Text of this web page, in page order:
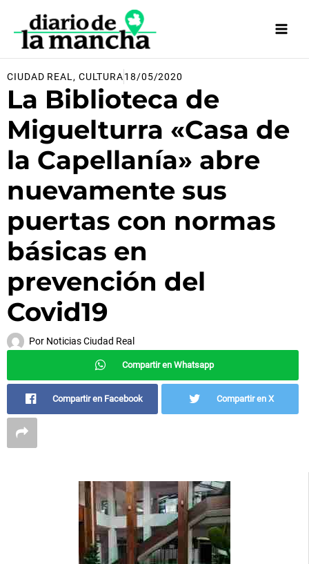
contenido
CIUDAD REAL , CULTURA18/05/2020
La Biblioteca de
Miguelturra «Casa de
la Capellanía» abre
nuevamente sus
puertas con normas
básicas en
prevención del
Covid19
Por Noticias Ciudad Real
Compartir en Whatsapp
Compartir en Facebook Compartir en X